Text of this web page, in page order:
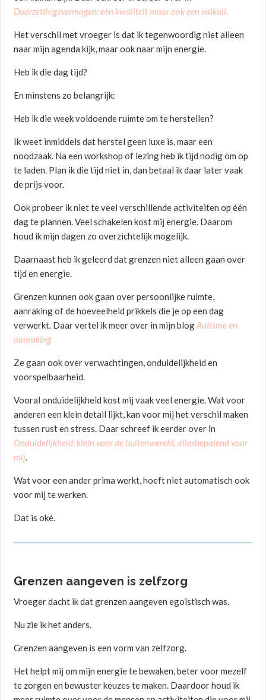
Doorzettingsvermogen: een kwaliteit maar ook een valkuil.
Het verschil met vroeger is dat ik tegenwoordig niet alleen
naar mijn agenda kijk, maar ook naar mijn energie.
Heb ik die dag tijd?
En minstens zo belangrijk:
Heb ik die week voldoende ruimte om te herstellen?
Ik weet inmiddels dat herstel geen luxe is, maar een
noodzaak. Na een workshop of lezing heb ik tijd nodig om op
te laden. Plan ik die tijd niet in, dan betaal ik daar later vaak
de prijs voor.
Ook probeer ik niet te veel verschillende activiteiten op één
dag te plannen. Veel schakelen kost mij energie. Daarom
houd ik mijn dagen zo overzichtelijk mogelijk.
Daarnaast heb ik geleerd dat grenzen niet alleen gaan over
tijd en energie.
Grenzen kunnen ook gaan over persoonlijke ruimte,
aanraking of de hoeveelheid prikkels die je op een dag
verwerkt. Daar vertel ik meer over in mijn blogAutisme en
aanraking.
Ze gaan ook over verwachtingen, onduidelijkheid en
voorspelbaarheid.
Vooral onduidelijkheid kost mij vaak veel energie. Wat voor
anderen een klein detail lijkt, kan voor mij het verschil maken
tussen rust en stress. Daar schreef ik eerder over in
Onduidelijkheid: klein voor de buitenwereld, allesbepalend voor
mij.
Wat voor een ander prima werkt, hoeft niet automatisch ook
voor mij te werken.
Dat is oké.
Grenzen aangeven is zelfzorg
Vroeger dacht ik dat grenzen aangeven egoïstisch was.
Nu zie ik het anders.
Grenzen aangeven is een vorm van zelfzorg.
Het helpt mij om mijn energie te bewaken, beter voor mezelf
te zorgen en bewuster keuzes te maken. Daardoor houd ik